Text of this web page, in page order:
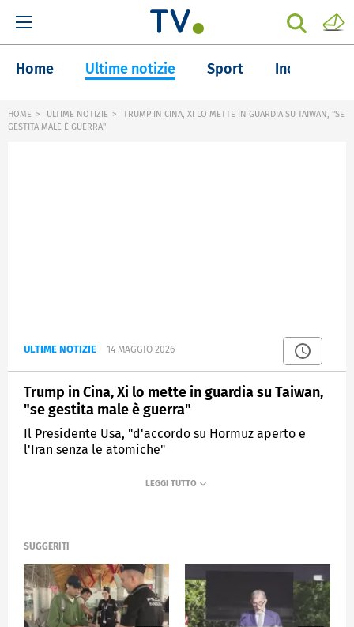
Home Ultime notizie Sport Inchieste
HOME ULTIME NOTIZIE
TRUMP IN CINA, XI LO METTE IN GUARDIA SU TAIWAN, "SE
GESTITA MALE È GUERRA"
ULTIME NOTIZIE 14 MAGGIO 2026
Trump in Cina, Xi lo mette in guardia su Taiwan,
"se gestita male è guerra"
Il Presidente Usa, "d'accordo su Hormuz aperto e
l'Iran senza le atomiche"
SUGGERITI